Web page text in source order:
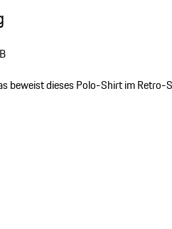
beweist dieses Polo-Shirt im Retro-